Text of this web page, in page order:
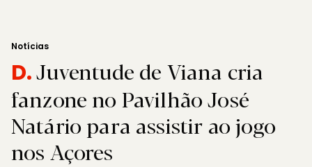
Notícias
D.Juventude de Viana cria
fanzone no Pavilhão José
Natário para assistir ao jogo
nos Açores